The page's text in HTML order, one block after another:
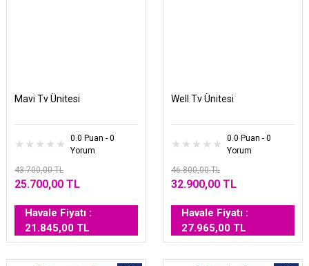
Mavi Tv Ünitesi
0.0 Puan - 0
Yorum
43.700,00 TL
25.700,00 TL
Havale Fiyatı :
21.845,00 TL
Well Tv Ünitesi
0.0 Puan - 0
Yorum
46.800,00 TL
32.900,00 TL
Havale Fiyatı :
27.965,00 TL